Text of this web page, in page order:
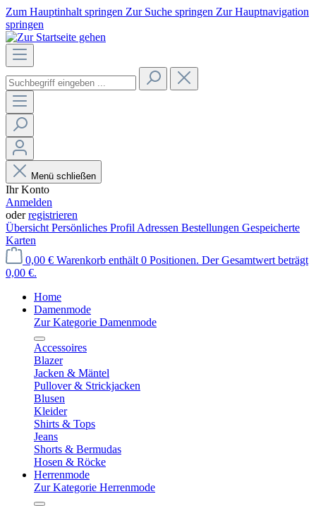
Zum Hauptinhalt springen Zur Suche springen Zur Hauptnavigation
springen
Menü schließen
Ihr Konto
Anmelden
oderregistrieren
Übersicht Persönliches Profil Adressen Bestellungen Gespeicherte
Karten
0,00 € Warenkorb enthält 0 Positionen. Der Gesamtwert beträgt
0,00 €.
Home
Damenmode
Zur Kategorie Damenmode
Accessoires
Blazer
Jacken & Mäntel
Pullover & Strickjacken
Blusen
Kleider
Shirts & Tops
Jeans
Shorts & Bermudas
Hosen & Röcke
Herrenmode
Zur Kategorie Herrenmode